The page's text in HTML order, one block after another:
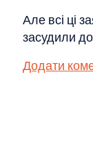
Але всі ці
засудили
Додати